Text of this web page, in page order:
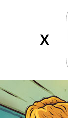
X